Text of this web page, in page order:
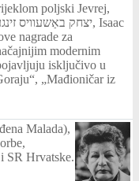
poljski Jevrej,
nagrade za
modernim
isključivo u
„Mađioničar iz
Malada),
SR Hrvatske.